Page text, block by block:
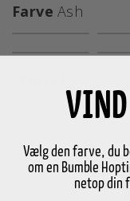
Farve Ash
+
Vælg den farve, du
om en Bumble
netop din